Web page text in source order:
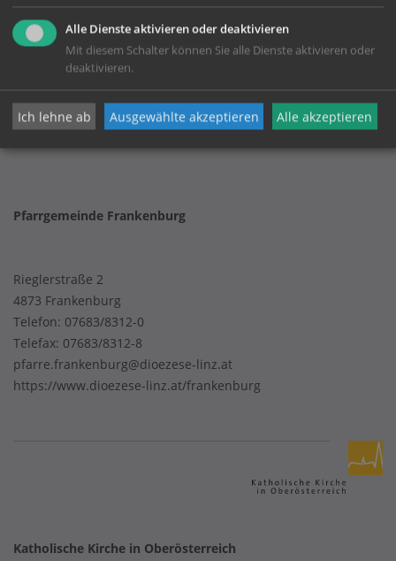
Impressum
Pfarrgemeinde Frankenburg
Rieglerstraße 2
4873 Frankenburg
Telefon: 07683/8312-0
Telefax: 07683/8312-8
pfarre.frankenburg@dioezese-linz.at
https://www.dioezese-linz.at/frankenburg
Katholische Kirche in Oberösterreich
Alle Dienste aktivieren oder deaktivieren
Mit diesem Schalter können Sie alle Dienste aktivieren oder
deaktivieren.
Ich lehne ab Ausgewählte akzeptieren Alle akzeptieren